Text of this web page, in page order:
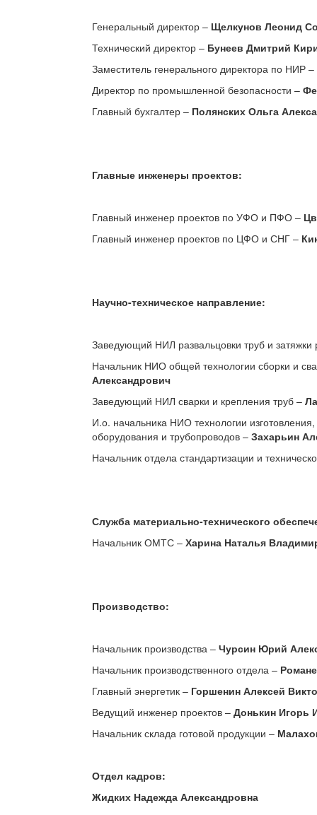
Генеральный директор – Щелкунов Леонид
Технический директор – Бунеев Дмитрий
Заместитель генерального директора по НИР –
Директор по промышленной безопасности –
Главный бухгалтер – Полянских Ольга
Главные инженеры проектов:
Главный инженер проектов по УФО и ПФО –
Главный инженер проектов по ЦФО и СНГ –
Научно-техническое направление:
Заведующий НИЛ развальцовки труб и
Начальник НИО общей технологии сборки и
Александрович
Заведующий НИЛ сварки и крепления труб –
И.о. начальника НИО технологии
оборудования и трубопроводов – Захарьин
Начальник отдела стандартизации и
Служба материально-технического
Начальник ОМТС – Харина Наталья
Производство:
Начальник производства – Чурсин Юрий
Начальник производственного отдела –
Главный энергетик – Горшенин Алексей
Ведущий инженер проектов – Донькин Игорь
Начальник склада готовой продукции –
Отдел кадров:
Жидких Надежда Александровна